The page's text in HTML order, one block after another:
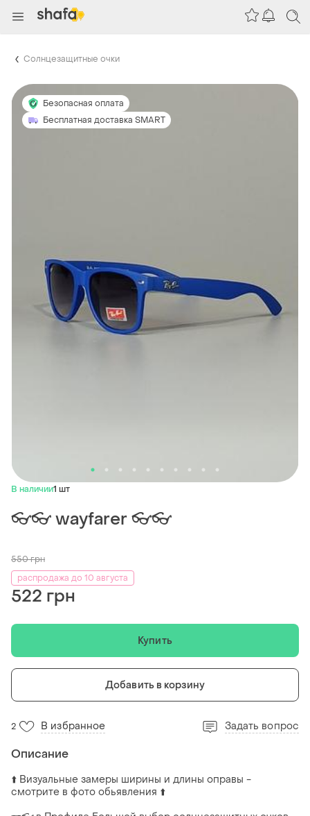
Солнцезащитные очки
Безопасная оплата
Бесплатная доставка SMART
В наличии1 шт
👓👓 wayfarer 👓👓
550грн
распродажа до 10 августа
522 грн
Купить
Добавить в корзину
2 В избранное Задать вопрос
Описание
⬆️ Визуальные замеры ширины и длины оправы -
смотрите в фото обьявления ⬆️